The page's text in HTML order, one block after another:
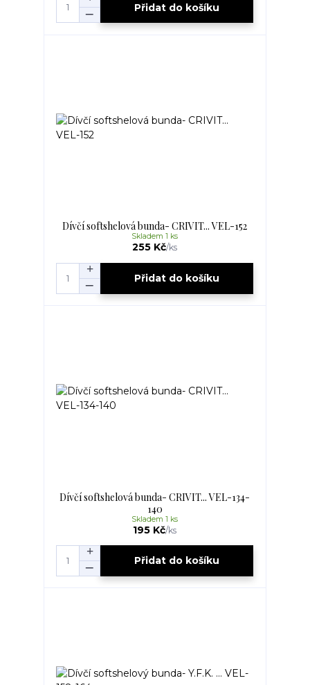
Přidat do košíku
Dívčí softshelová bunda- CRIVIT... VEL-152
255 Kč/ks
Skladem 1 ks
Přidat do košíku
Dívčí softshelová bunda- CRIVIT... VEL-134-
140
195 Kč/ks
Skladem 1 ks
Přidat do košíku